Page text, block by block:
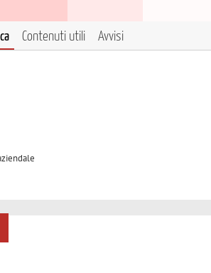
Contenuti utili Avvisi